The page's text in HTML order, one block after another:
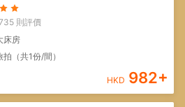
則評價
床房
拍（共1份/間）
HKD 982+